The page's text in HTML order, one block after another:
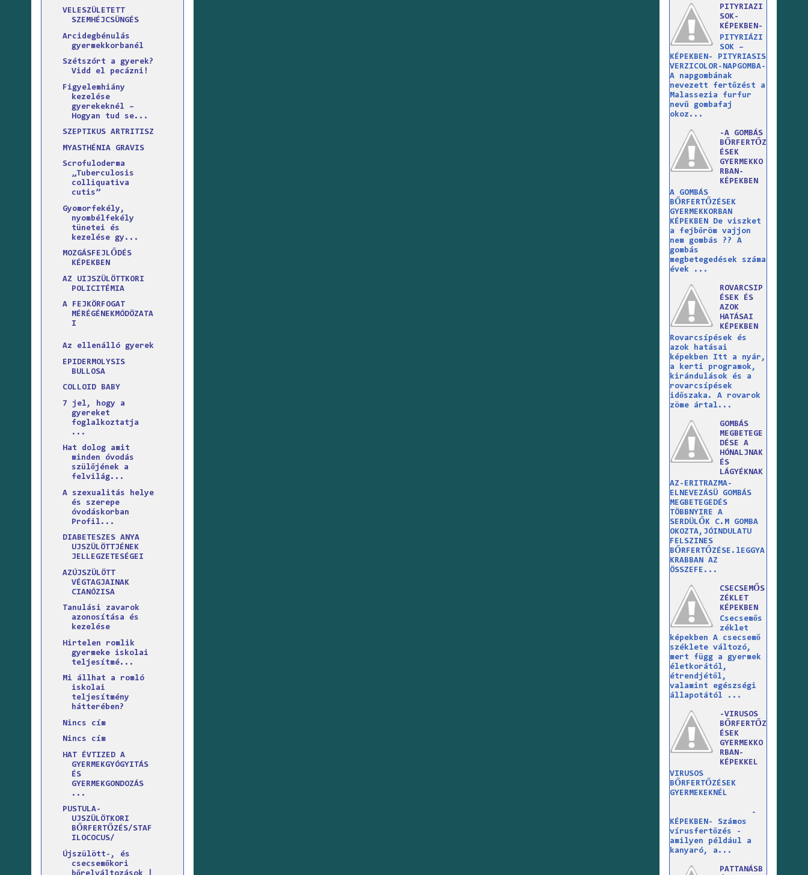
VELESZÜLETETT
SZEMHÉJCSÜNGÉS
Arcidegbénulás
gyermekkorbanél
Szétszórt a gyerek?
Vidd el pecázni!
Figyelemhiány
kezelése
gyerekeknél –
Hogyan tud se...
SZEPTIKUS ARTRITISZ
MYASTHÉNIA GRAVIS
Scrofuloderma
„Tuberculosis
colliquativa
cutis”
Gyomorfekély,
nyombélfekély
tünetei és
kezelése gy...
MOZGÁSFEJLŐDÉS
KÉPEKBEN
AZ UIJSZÜLÖTTKORI
POLICITÉMIA
A FEJKÖRFOGAT
MÉRÉGÉNEKMÓDÖZATA
I
Az ellenálló gyerek
EPIDERMOLYSIS
BULLOSA
COLLOID BABY
7 jel, hogy a
gyereket
foglalkoztatja
...
Hat dolog amit
minden óvodás
szülőjének a
felvilág...
A szexualitás helye
és szerepe
óvodáskorban
Profil...
DIABETESZES ANYA
UJSZÜLÖTTJÉNEK
JELLEGZETESÉGEI
AZÚJSZÜLÖTT
VÉGTAGJAINAK
CIANÓZISA
Tanulási zavarok
azonosítása és
kezelése
Hirtelen romlik
gyermeke iskolai
teljesítmé...
Mi állhat a romló
iskolai
teljesítmény
hátterében?
Nincs cím
Nincs cím
HAT ÉVTIZED A
GYERMEKGYÓGYITÁS
ÉS
GYERMEKGONDOZÁS
...
PUSTULA-
UJSZÜLÖTKORI
BŐRFERTŐZÉS/STAF
ILOCOCUS/
Újszülött-, és
csecsemőkori
PITYRIAZI
SOK-
KÉPEKBEN-
PITYRIÁZI
SOK –
KÉPEKBEN- PITYRIASIS
VERZICOLOR-NAPGOMBA-
A napgombának
nevezett fertőzést a
Malassezia furfur
nevű gombafaj
okoz...
-A GOMBÁS
BŐRFERTŐZ
ÉSEK
GYERMEKKO
RBAN-
KÉPEKBEN
A GOMBÁS
BŐRFERTŐZÉSEK
GYERMEKKORBAN
KÉPEKBEN De viszket
a fejbőröm vajjon
nem gombás ?? A
gombás
megbetegedések száma
évek ...
ROVARCSIP
ÉSEK ÉS
AZOK
HATÁSAI
KÉPEKBEN
Rovarcsípések és
azok hatásai
képekben Itt a nyár,
a kerti programok,
kirándulások és a
rovarcsípések
időszaka. A rovarok
zöme ártal...
GOMBÁS
MEGBETEGE
DÉSE A
HÓNALJNAK
ÉS
LÁGYÉKNAK
AZ-ERITRAZMA-
ELNEVEZÁSÜ GOMBÁS
MEGBETEGEDÉS
TÖBBNYIRE A
SERDÜLŐK C.M GOMBA
OKOZTA,JÓINDULATU
FELSZINES
BŐRFERTŐZÉSE.lEGGYA
KRABBAN AZ
ÖSSZEFE...
CSECSEMŐS
ZÉKLET
KÉPEKBEN
Csecsemős
zéklet
képekben A csecsemő
széklete változó,
mert függ a gyermek
életkorától,
étrendjétől,
valamint egészségi
állapotától ...
-VIRUSOS
BŐRFERTŐZ
ÉSEK
GYERMEKKO
RBAN-
KÉPEKKEL
VIRUSOS
BŐRFERTŐZÉSEK
GYERMEKEKNÉL
-
KÉPEKBEN- Számos
vírusfertőzés -
amilyen például a
kanyaró, a...
PATTANÁSB